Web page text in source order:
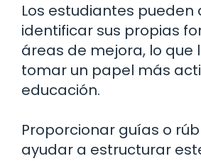
Los estudiantes pueden
identificar sus propias
áreas de mejora, lo que
tomar un papel más
educación.
Proporcionar guías o
ayudar a estructurar